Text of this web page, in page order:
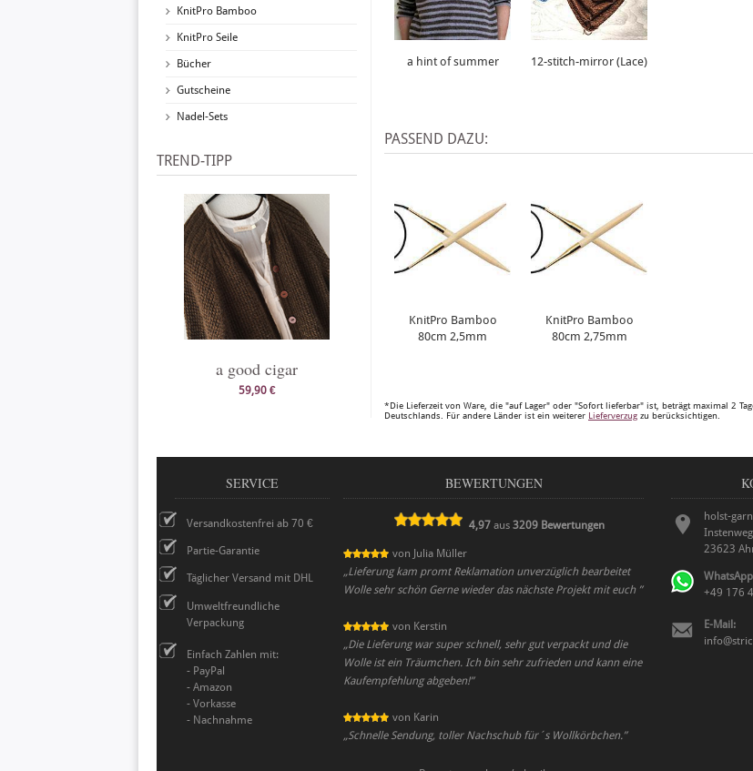
KnitPro Bamboo
KnitPro Seile
Bücher
Gutscheine
Nadel-Sets
TREND-TIPP
a good cigar
59,90 €
a hint of summer 12-stitch-mirror (Lace)
PASSEND DAZU:
KnitPro Bamboo
80cm 2,5mm
KnitPro Bamboo
80cm 2,75mm
*Die Lieferzeit von Ware, die "auf Lager" oder "Sofort lieferbar" ist, beträgt maximal 2
Deutschlands. Für andere Länder ist ein weiterer Lieferverzug zu berücksichtigen.
SERVICE
Versandkostenfrei ab 70 €
Partie-Garantie
Täglicher Versand mit DHL
Umweltfreundliche
Verpackung
Einfach Zahlen mit:
- PayPal
- Amazon
- Vorkasse
- Nachnahme
BEWERTUNGEN
4,97 aus3209 Bewertungen
von Julia Müller
„Lieferung kam promt Reklamation unverzüglich bearbeitet
Wolle sehr schön Gerne wieder das nächste Projekt mit euch ”
von Kerstin
„Die Lieferung war super schnell, sehr gut verpackt und die
Wolle ist ein Träumchen. Ich bin sehr zufrieden und kann eine
Kaufempfehlung abgeben!”
von Karin
„Schnelle Sendung, toller Nachschub für´s Wollkörbchen.”
holst-
23623
+49 176
E-Mail: